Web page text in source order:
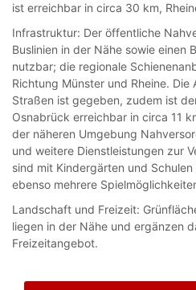
ist erreichbar in circa 30 km,
Infrastruktur: Der öffentliche
Buslinien in der Nähe sowie einen
nutzbar; die regionale
Richtung Münster und Rheine.
Straßen ist gegeben, zudem ist
Osnabrück erreichbar in circa 11
der näheren Umgebung
und weitere Dienstleistungen zur
sind mit Kindergärten und
ebenso mehrere
Landschaft und Freizeit:
liegen in der Nähe und ergänzen
Freizeitangebot.